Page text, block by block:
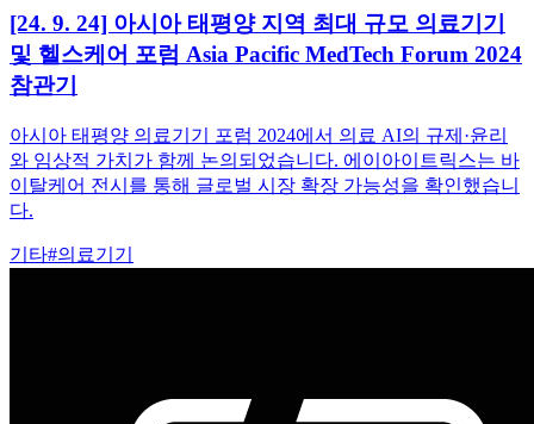
[24. 9. 24] 아시아 태평양 지역 최대 규모 의료기기
및 헬스케어 포럼 Asia Pacific MedTech Forum 2024
참관기
아시아 태평양 의료기기 포럼 2024에서 의료 AI의 규제·윤리
와 임상적 가치가 함께 논의되었습니다. 에이아이트릭스는 바
이탈케어 전시를 통해 글로벌 시장 확장 가능성을 확인했습니
다.
기타#의료기기